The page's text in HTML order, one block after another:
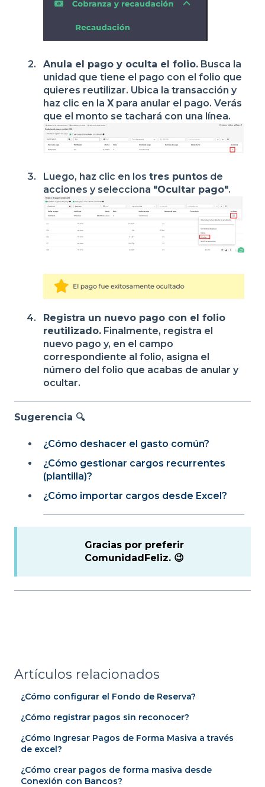
Anula el pago y oculta el folio. Busca la
unidad que tiene el pago con el folio que
quieres reutilizar. Ubica la transacción y
haz clic en la X para anular el pago. Verás
que el monto se tachará con una línea.
Luego, haz clic en los tres puntos de
acciones y selecciona "Ocultar pago".
Registra un nuevo pago con el folio
reutilizado. Finalmente, registra el
nuevo pago y, en el campo
correspondiente al folio, asigna el
número del folio que acabas de anular y
ocultar.
Sugerencia 🔍
¿Cómo deshacer el gasto común?
¿Cómo gestionar cargos recurrentes
(plantilla)?
¿Cómo importar cargos desde Excel?
Gracias por preferir
ComunidadFeliz. 😉
Artículos relacionados
¿Cómo configurar el Fondo de Reserva?
¿Cómo registrar pagos sin reconocer?
¿Cómo Ingresar Pagos de Forma Masiva a través
de excel?
¿Cómo crear pagos de forma masiva desde
Conexión con Bancos?